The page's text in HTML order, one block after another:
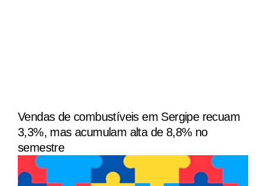
Vendas de combustíveis em Sergipe recuam
3,3%, mas acumulam alta de 8,8% no
semestre